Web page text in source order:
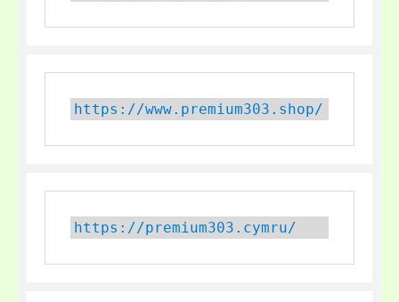
https://www.premium303.shop/
https://premium303.cymru/